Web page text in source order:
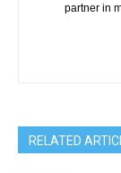
partner in
RELATED